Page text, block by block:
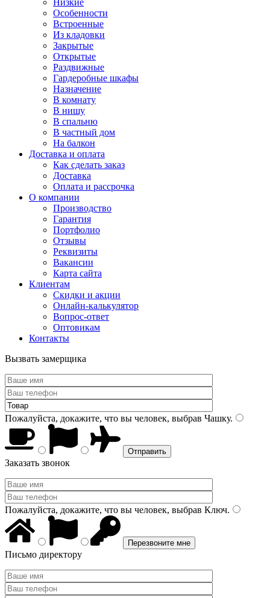
Низкие
Особенности
Встроенные
Из кладовки
Закрытые
Открытые
Раздвижные
Гардеробные шкафы
Назначение
В комнату
В нишу
В спальню
В частный дом
На балкон
Доставка и оплата
Как сделать заказ
Доставка
Оплата и рассрочка
О компании
Производство
Гарантия
Портфолио
Отзывы
Реквизиты
Вакансии
Карта сайта
Клиентам
Скидки и акции
Онлайн-калькулятор
Вопрос-ответ
Оптовикам
Контакты
Вызвать замерщика
Пожалуйста, докажите, что вы человек, выбрав Чашку.
Заказать звонок
Пожалуйста, докажите, что вы человек, выбрав Ключ.
Письмо директору